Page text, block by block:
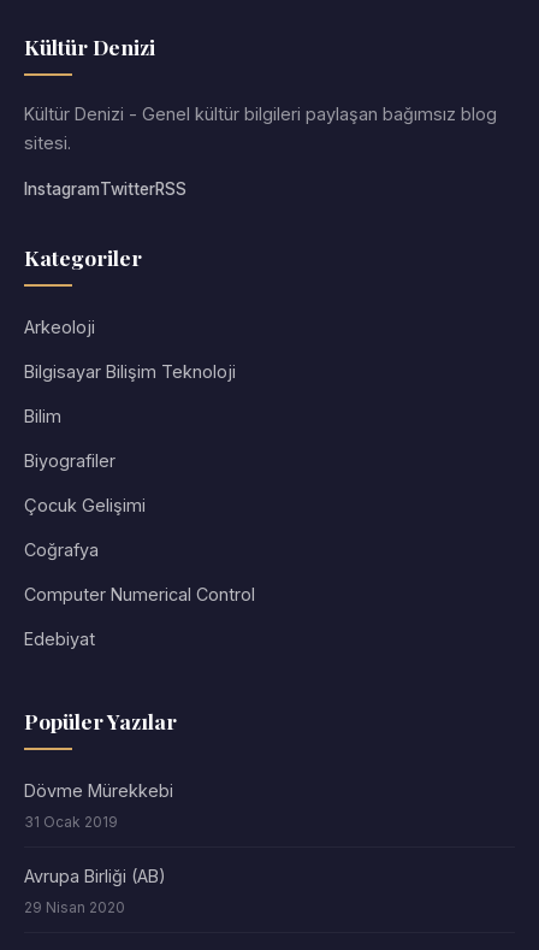
Kültür Denizi
Kültür Denizi - Genel kültür bilgileri paylaşan bağımsız blog
sitesi.
InstagramTwitterRSS
Kategoriler
Arkeoloji
Bilgisayar Bilişim Teknoloji
Bilim
Biyografiler
Çocuk Gelişimi
Coğrafya
Computer Numerical Control
Edebiyat
Popüler Yazılar
Dövme Mürekkebi
31 Ocak 2019
Avrupa Birliği (AB)
29 Nisan 2020